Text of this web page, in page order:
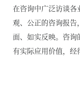
在咨询中广泛访谈
观、公正的咨询报
面、如实反映。咨询
有实际应用价值，经